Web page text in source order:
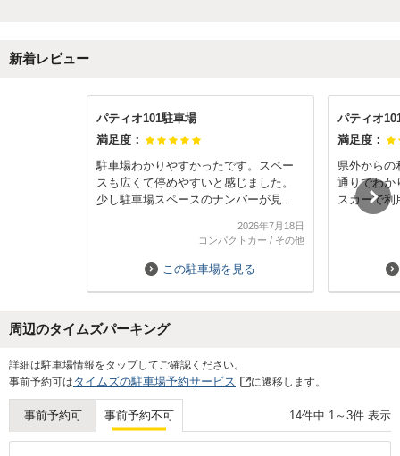
新着レビュー
パティオ101駐車場
満足度：
駐車場わかりやすかったです。スペー
スも広くて停めやすいと感じました。
少し駐車場スペースのナンバーが見に
用できました。また利用したいです。
2026年7月18日
コンパクトカー / その他
この駐車場を見る
パティオ
満足度：
県外からの
通りでわか
スカーで利
で車庫入
利用させ
周辺のタイムズパーキング
詳細は駐車場情報をタップしてご確認ください。
事前予約可はタイムズの駐車場予約サービス に遷移します。
事前予約可 事前予約不可 14件中 1 ～ 3件 表示